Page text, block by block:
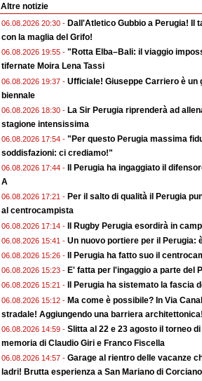
Altre notizie
06.08.2026 20:30 - Dall'Atletico Gubbio a Perugia! Il
con la maglia del Grifo!
06.08.2026 19:55 - "Rotta Elba–Bali: il viaggio
tifernate Moira Lena Tassi
06.08.2026 19:37 - Ufficiale! Giuseppe Carriero è
biennale
06.08.2026 18:30 - La Sir Perugia riprenderà ad
stagione intensissima
06.08.2026 17:54 - "Per questo Perugia massima
soddisfazioni: ci crediamo!"
06.08.2026 17:44 -
Il Perugia ha ingaggiato il
A
06.08.2026 17:21 - Per il salto di qualità il Perugia
al centrocampista
06.08.2026 17:14 - Il Rugby Perugia esordirà in
06.08.2026 15:41 - Un nuovo portiere per il Perugia:
06.08.2026 15:26 - Il Perugia ha fatto suo il
06.08.2026 15:23 - E' fatta per l'ingaggio a parte del
06.08.2026 15:21 - Il Perugia ha sistemato la fascia
06.08.2026 15:12 - Ma come è possibile? In Via
stradale! Aggiungendo una barriera architettonica!
06.08.2026 14:59 - Slitta al 22 e 23 agosto il torneo
memoria di Claudio Giri e Franco Fiscella
06.08.2026 14:57 - Garage al rientro delle vacanze
ladri! Brutta esperienza a San Mariano di Corciano